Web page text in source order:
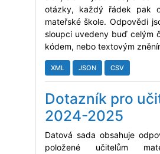
otázky, každý řádek pak
mateřské škole. Odpovědi
sloupci uvedeny buď celým
kódem, nebo textovým
XML JSON CSV
Dotazník pro
2024-2025
Datová sada obsahuje
položené učitelům